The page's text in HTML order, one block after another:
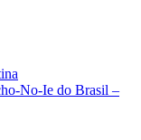
No-Ie do Brasil –